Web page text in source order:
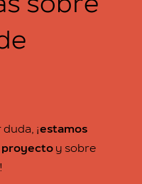
¡estamos
proyecto y sobre